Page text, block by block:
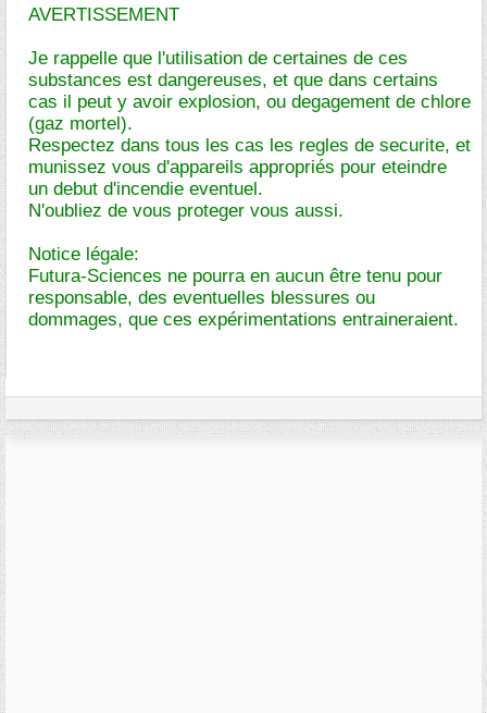
AVERTISSEMENT
Je rappelle que l'utilisation de certaines de ces
substances est dangereuses, et que dans certains
cas il peut y avoir explosion, ou degagement de chlore
(gaz mortel).
Respectez dans tous les cas les regles de securite, et
munissez vous d'appareils appropriés pour eteindre
un debut d'incendie eventuel.
N'oubliez de vous proteger vous aussi.
Notice légale:
Futura-Sciences ne pourra en aucun être tenu pour
responsable, des eventuelles blessures ou
dommages, que ces expérimentations entraineraient.